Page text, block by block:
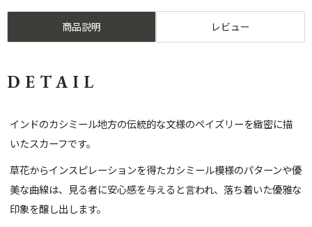
商品説明 レビュー
DETAIL
インドのカシミール地方の伝統的な文様のペイズリーを緻密に描
いたスカーフです。
草花からインスピレーションを得たカシミール模様のパターンや優
美な曲線は、見る者に安心感を与えると言われ、落ち着いた優雅な
印象を醸し出します。